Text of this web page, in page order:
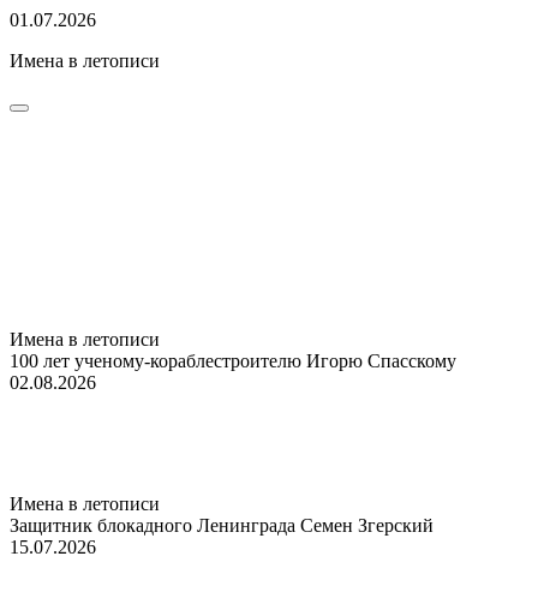
01.07.2026
Имена в летописи
Имена в летописи
100 лет ученому-кораблестроителю Игорю Спасскому
02.08.2026
Имена в летописи
Защитник блокадного Ленинграда Семен Згерский
15.07.2026